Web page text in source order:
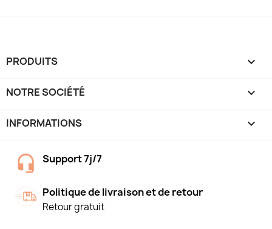
PRODUITS 
NOTRE SOCIÉTÉ 
INFORMATIONS keyboard_arrow_down
Support 7j/7
Politique de livraison et de retour
Retour gratuit